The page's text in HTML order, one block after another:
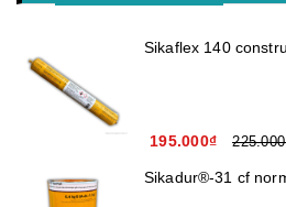
Sikaflex 140
195.000₫
Sikadur®-31 cf